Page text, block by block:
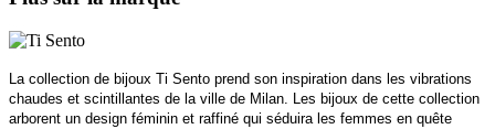
La collection de bijoux Ti Sento prend son inspiration dans les vibrations
chaudes et scintillantes de la ville de Milan. Les bijoux de cette collection
arborent un design féminin et raffiné qui séduira les femmes en quête